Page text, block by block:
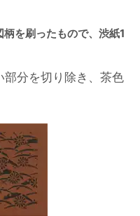
を刷ったもので、渋紙1
分を切り除き、茶色